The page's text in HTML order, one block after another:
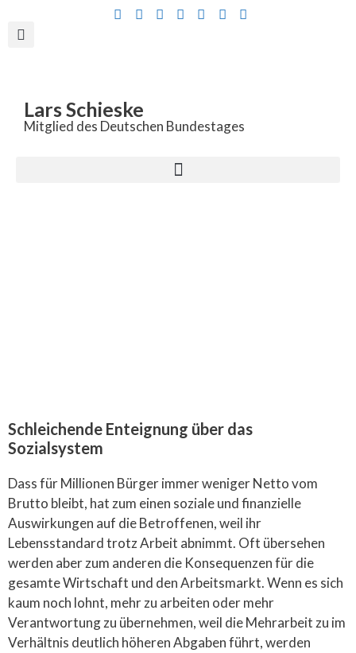
Lars Schieske
Mitglied des Deutschen Bundestages
Schleichende Enteignung über das
Sozialsystem
Dass für Millionen Bürger immer weniger Netto vom
Brutto bleibt, hat zum einen soziale und finanzielle
Auswirkungen auf die Betroffenen, weil ihr
Lebensstandard trotz Arbeit abnimmt. Oft übersehen
werden aber zum anderen die Konsequenzen für die
gesamte Wirtschaft und den Arbeitsmarkt. Wenn es sich
kaum noch lohnt, mehr zu arbeiten oder mehr
Verantwortung zu übernehmen, weil die Mehrarbeit zu im
Verhältnis deutlich höheren Abgaben führt, werden